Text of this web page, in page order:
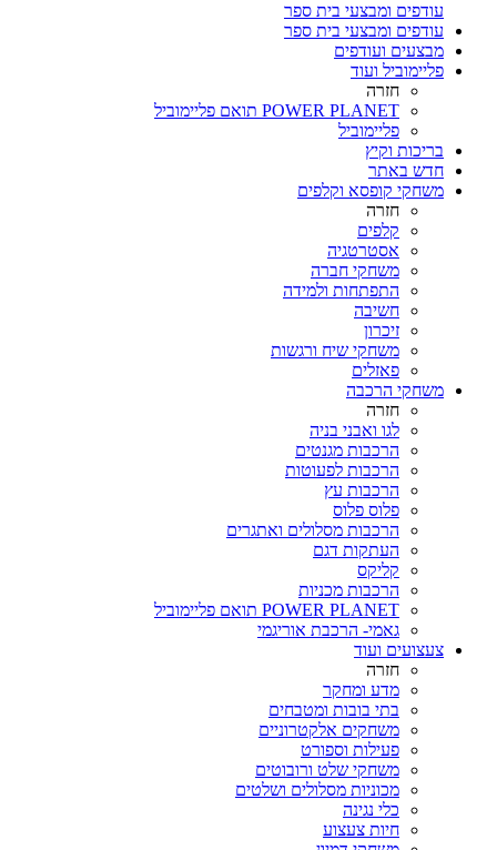
עודפים ומבצעי בית ספר
עודפים ומבצעי בית ספר
מבצעים ועודפים
פליימוביל ועוד
חזרה
POWER PLANET תואם פליימוביל
פליימוביל
בריכות וקיץ
חדש באתר
משחקי קופסא וקלפים
חזרה
קלפים
אסטרטגיה
משחקי חברה
התפתחות ולמידה
חשיבה
זיכרון
משחקי שיח ורגשות
פאזלים
משחקי הרכבה
חזרה
לגו ואבני בניה
הרכבות מגנטים
הרכבות לפעוטות
הרכבות עץ
פלוס פלוס
הרכבות מסלולים ואתגרים
העתקות דגם
קליקס
הרכבות מכניות
POWER PLANET תואם פליימוביל
גאמי- הרכבת אוריגמי
צעצועים ועוד
חזרה
מדע ומחקר
בתי בובות ומטבחים
משחקים אלקטרוניים
פעילות וספורט
משחקי שלט ורובוטים
מכוניות מסלולים ושלטים
כלי נגינה
חיות צעצוע